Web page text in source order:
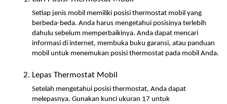
Setiap jenis mobil memiliki posisi thermostat mobil yang
berbeda-beda. Anda harus mengetahui posisinya terlebih
dahulu sebelum memperbaikinya. Anda dapat mencari
informasi di internet, membuka buku garansi, atau panduan
mobil untuk menemukan posisi thermostat pada mobil Anda.
Lepas Thermostat Mobil
Setelah mengetahui posisi thermostat, Anda dapat
melepasnya. Gunakan kunci ukuran 17 untuk